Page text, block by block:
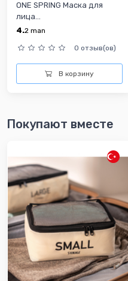
ONE SPRING Маска для
лица...
4.2 man
0 отзыв(ов)
В корзину
Покупают вместе